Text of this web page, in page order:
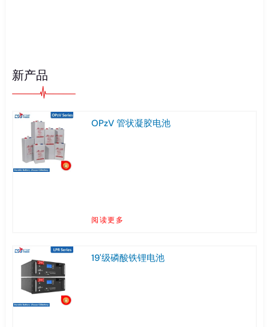
新产品
OPzV 管状凝胶电池
阅读更多
19'级磷酸铁锂电池